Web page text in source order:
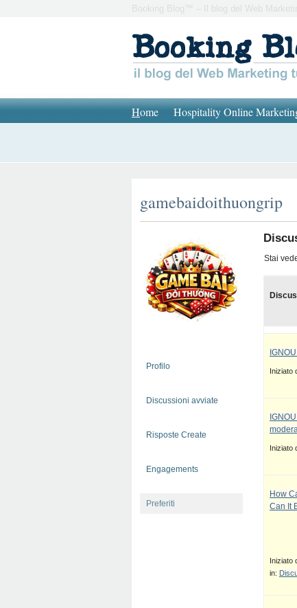
Booking Blog™ – Il blog del Web
Home Hospitality Online
gamebaidoithuongrip
Profilo
Discussioni avviate
Risposte Create
Engagements
Preferiti
Stai
Iniziato
Iniziato
How
Can It
Iniziato
in: